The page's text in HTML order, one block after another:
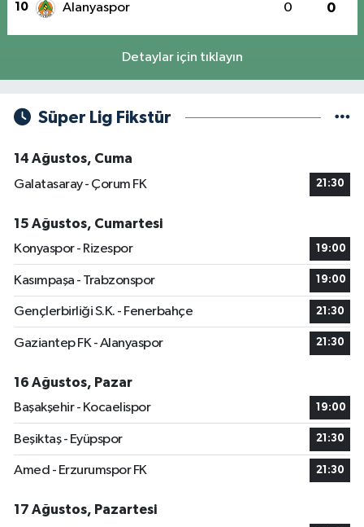
10 Alanyaspor 0 0
Detaylar için tıklayın
Süper Lig Fikstür
14 Ağustos, Cuma
Galatasaray - Çorum FK
21:30
15 Ağustos, Cumartesi
Konyaspor - Rizespor
19:00
Kasımpaşa - Trabzonspor 19:00
Gençlerbirliği S.K. - Fenerbahçe 21:30
Gaziantep FK - Alanyaspor 21:30
16 Ağustos, Pazar
Başakşehir - Kocaelispor
19:00
Beşiktaş - Eyüpspor 21:30
Amed - Erzurumspor FK 21:30
17 Ağustos, Pazartesi